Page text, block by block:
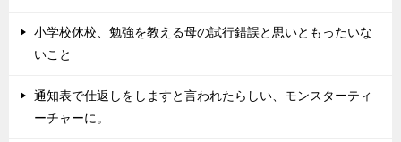
小学校休校、勉強を教える母の試行錯誤と思いともったいな
いこと
通知表で仕返しをしますと言われたらしい、モンスターティ
ーチャーに。